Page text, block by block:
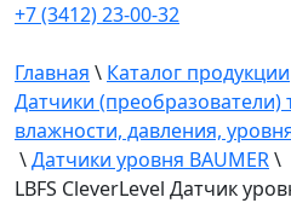
+7 (3412) 23-00-32
Главная \ Каталог продукции
Датчики (преобразователи)
влажности, давления,
\Датчики уровня BAUMER\
LBFS CleverLevel Датчик